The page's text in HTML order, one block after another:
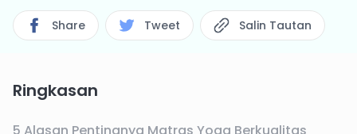
Share Tweet Salin Tautan
Ringkasan